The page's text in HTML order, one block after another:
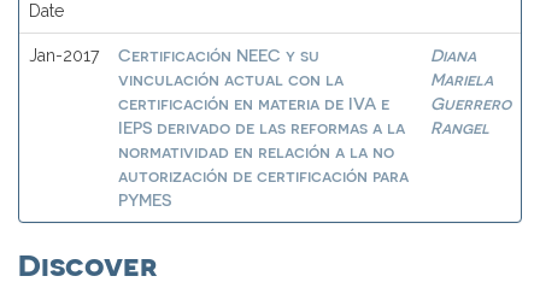
Date
Jan-2017
Certificación NEEC y su
vinculación actual con la
certificación en materia de IVA e
IEPS derivado de las reformas a la
normatividad en relación a la no
autorización de certificación para
PYMES
Diana
Mariela
Guerrero
Rangel
Discover